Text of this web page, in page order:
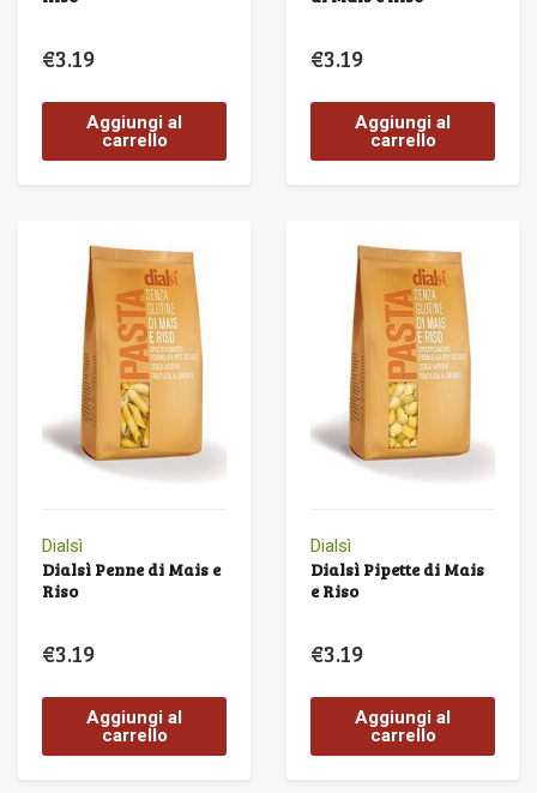
€3.19
Aggiungi al
carrello
€3.19
Aggiungi al
carrello
Dialsì
Dialsì Penne di Mais e
Riso
€3.19
Aggiungi al
carrello
Dialsì
Dialsì Pipette di Mais
e Riso
€3.19
Aggiungi al
carrello